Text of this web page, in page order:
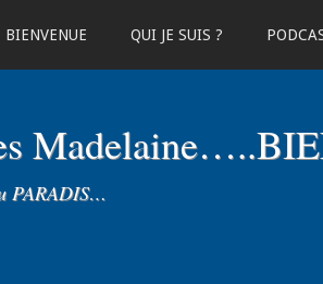
BIENVENUE QUI JE SUIS ?
PARADIS…